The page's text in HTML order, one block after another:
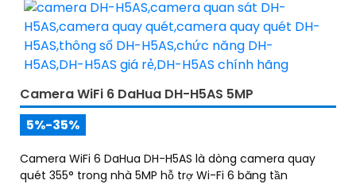
Camera WiFi 6 DaHua DH-H5AS 5MP
5%-35%
Camera WiFi 6 DaHua DH-H5AS là dòng camera quay
quét 355° trong nhà 5MP hỗ trợ Wi-Fi 6 băng tần